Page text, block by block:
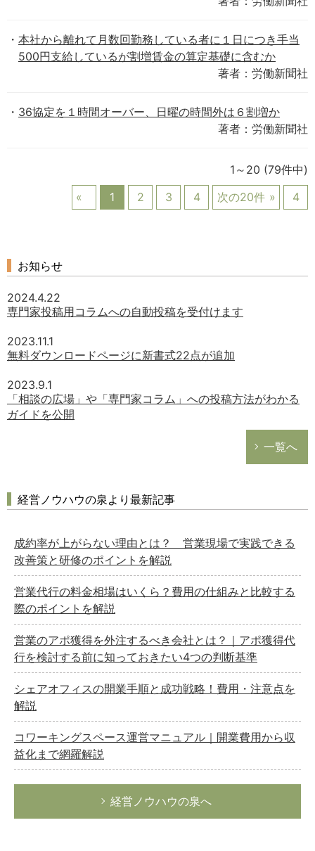
本社から離れて月数回勤務している者に１日につき手当
500円支給しているが割増賃金の算定基礎に含むか
著者：労働新聞社
36協定を１時間オーバー、日曜の時間外は６割増か
著者：労働新聞社
1～20 (79件中)
1
2 3 4 次の20件 4
お知らせ
2024.4.22
専門家投稿用コラムへの自動投稿を受付けます
2023.11.1
無料ダウンロードページに新書式22点が追加
2023.9.1
「相談の広場」や「専門家コラム」への投稿方法がわかる
ガイドを公開
一覧へ
経営ノウハウの泉より最新記事
成約率が上がらない理由とは？ 営業現場で実践できる
改善策と研修のポイントを解説
営業代行の料金相場はいくら？費用の仕組みと比較する
際のポイントを解説
営業のアポ獲得を外注するべき会社とは？｜アポ獲得代
行を検討する前に知っておきたい4つの判断基準
シェアオフィスの開業手順と成功戦略！費用・注意点を
解説
コワーキングスペース運営マニュアル｜開業費用から収
益化まで網羅解説
経営ノウハウの泉へ